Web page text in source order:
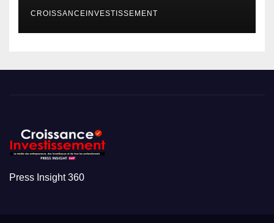
CROISSANCEINVESTISSEMENT
Press Insight 360